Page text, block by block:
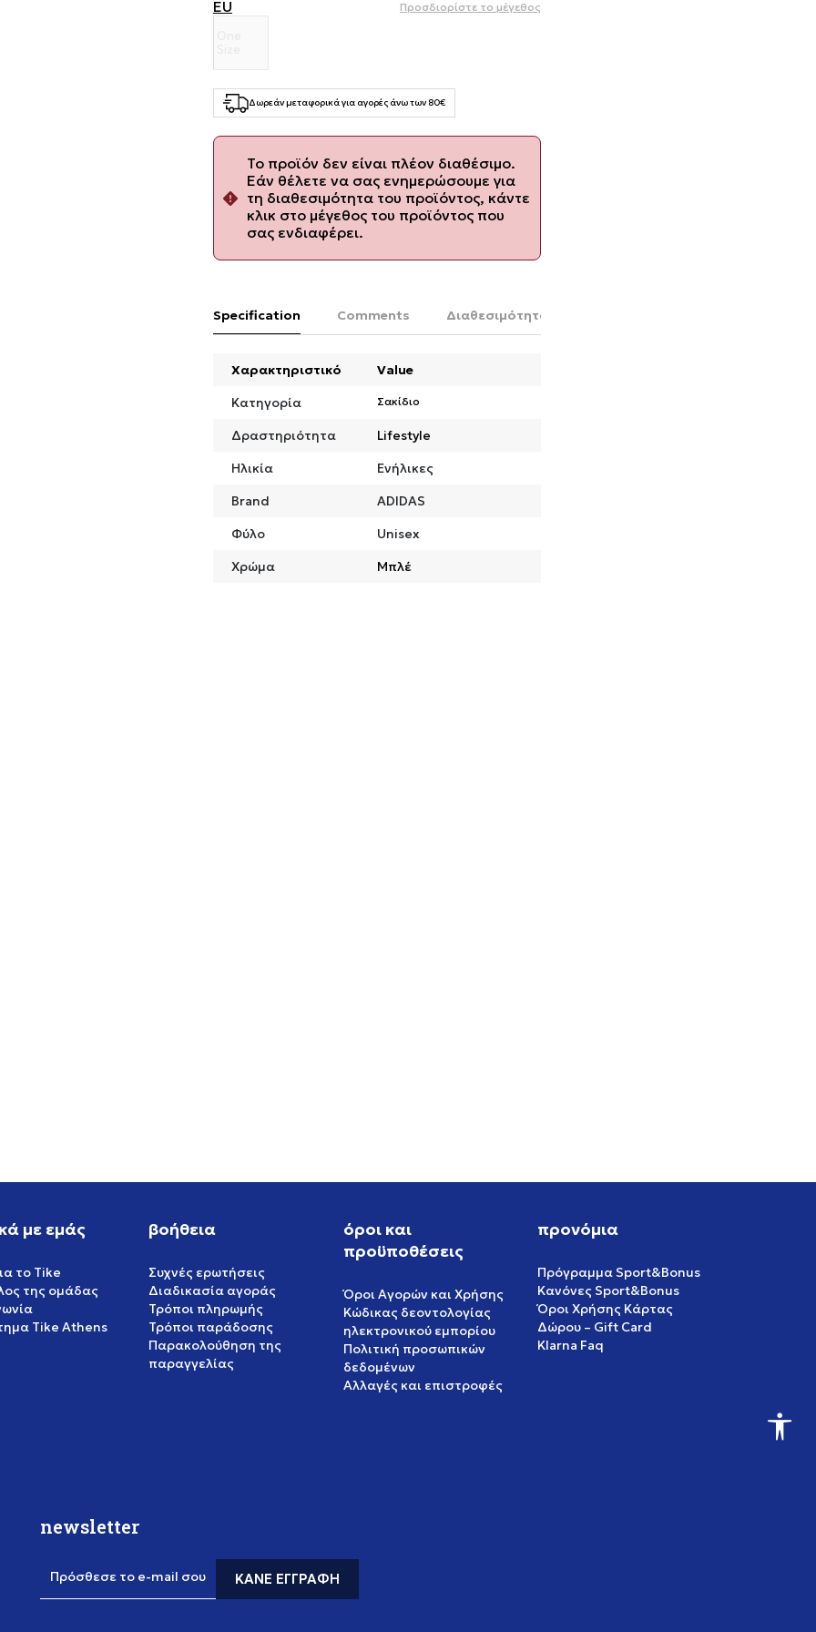
EU Προσδιορίστε το μέγεθος
Δωρεάν μεταφορικά για αγορές άνω των 80€
Το προϊόν δεν είναι πλέον διαθέσιμο.
Εάν θέλετε να σας ενημερώσουμε για
τη διαθεσιμότητα του προϊόντος, κάντε
κλικ στο μέγεθος του προϊόντος που
σας ενδιαφέρει.
Specification Comments Διαθεσιμότητα στο κατάστημα
Χαρακτηριστικό
Value
Κατηγορία
Σακίδιο
Δραστηριότητα
Lifestyle
Ηλικία
Ενήλικες
Brand
ADIDAS
Φύλο
Unisex
Χρώμα
Μπλέ
με εμάς
το Tike
της ομάδας
Tike Athens
βοήθεια
Συχνές ερωτήσεις
Διαδικασία αγοράς
Τρόποι πληρωμής
Τρόποι παράδοσης
Παρακολούθηση της
παραγγελίας
όροι και
προϋποθέσεις
Όροι Αγορών και Χρήσης
Κώδικας δεοντολογίας
ηλεκτρονικού εμπορίου
Πολιτική προσωπικών
δεδομένων
Αλλαγές και επιστροφές
προνόμια
Πρόγραμμα Sport&Bonus
Κανόνες Sport&Bonus
Όροι Χρήσης Κάρτας
Δώρου – Gift Card
Klarna Faq
newsletter
Πρόσθεσε το e-mail σου ΚΆΝΕ ΕΓΓΡΑΦΉ